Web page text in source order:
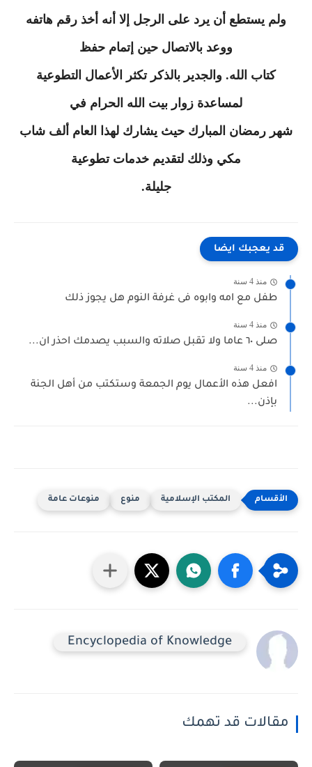
ولم يستطع أن يرد على الرجل إلا أنه أخذ رقم هاتفه
ووعد بالاتصال حين إتمام حفظ
كتاب الله. والجدير بالذكر تكثر الأعمال التطوعية
لمساعدة زوار بيت الله الحرام في
شهر رمضان المبارك حيث يشارك لهذا العام ألف شاب
مكي وذلك لتقديم خدمات تطوعية
جليلة.
قد يعجبك ايضا
منذ 4 سنة
طفل مع امه وابوه فى غرفة النوم هل يجوز ذلك
منذ 4 سنة
صلى ٦٠ عاما ولا تقبل صلاته والسبب يصدمك احذر ان...
منذ 4 سنة
افعل هذه الأعمال يوم الجمعة وستكتب من أهل الجنة
بإذن...
المكتب الإسلامية منوع منوعات عامة
Encyclopedia of Knowledge
مقالات قد تهمك